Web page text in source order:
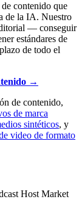
contenido que
de la IA. Nuestro
— conseguir
estándares de
de todo el
→
de contenido,
de marca
sintéticos, y
video de formato
Host Market